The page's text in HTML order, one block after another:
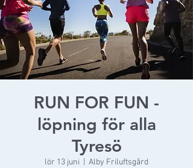
RUN FOR FUN -
löpning för alla
Tyresö
lör 13 juni Alby Friluftsgård